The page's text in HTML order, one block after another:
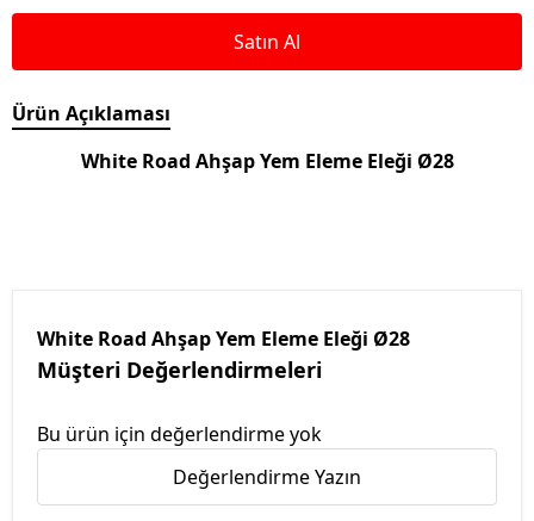
Satın Al
Ürün Açıklaması
White Road Ahşap Yem Eleme Eleği Ø28
White Road Ahşap Yem Eleme Eleği Ø28
Müşteri Değerlendirmeleri
Bu ürün için değerlendirme yok
Değerlendirme Yazın